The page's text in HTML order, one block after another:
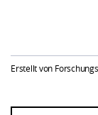
Erstellt von